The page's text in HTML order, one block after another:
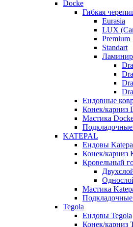
Docke
Гибкая
Eurasia
LUX
Premium
Standart
Ендовные
Конек/карниз
Мастика
KATEPAL
Ендовы
Конек/карниз
Кровельный
Мастика
Tegola
Ендовы Tegola
Конек/карниз